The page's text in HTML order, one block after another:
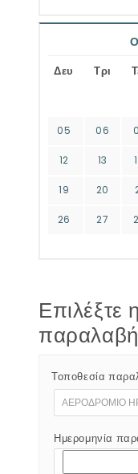
Δευ Τρι
05 06
12 13
19 20
26 27
Επιλέξτε
Τοποθεσία
Ημερομηνία